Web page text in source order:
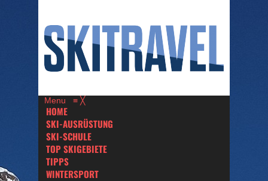
Menu ≡ ╳
HOME
SKI-AUSRÜSTUNG
SKI-SCHULE
TOP SKIGEBIETE
TIPPS
WINTERSPORT